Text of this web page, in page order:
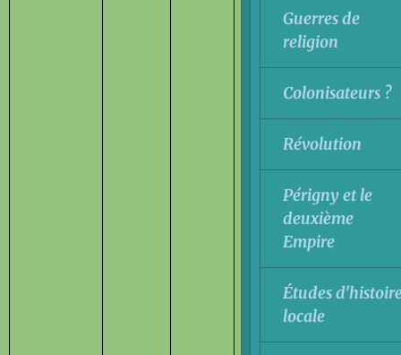
Guerres de
religion
Colonisateurs ?
Révolution
Périgny et le
deuxième
Empire
Études
locale